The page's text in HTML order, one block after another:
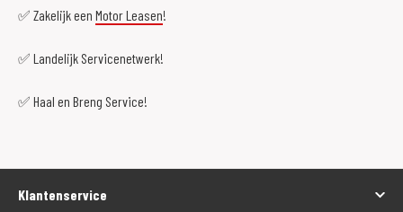
✅ Zakelijk een Motor Leasen!
✅ Landelijk Servicenetwerk!
✅ Haal en Breng Service!
Klantenservice